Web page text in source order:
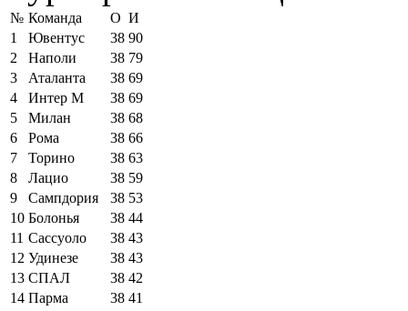
№ Команда О И
1
Ювентус 38 90
2
Наполи 38 79
3
Аталанта 38 69
4
Интер М 38 69
5
Милан 38 68
6
Рома 38 66
7
Торино 38 63
8
Лацио 38 59
9
Сампдория 38 53
10 Болонья 38 44
11 Сассуоло 38 43
12 Удинезе 38 43
13 СПАЛ 38 42
14 Парма 38 41